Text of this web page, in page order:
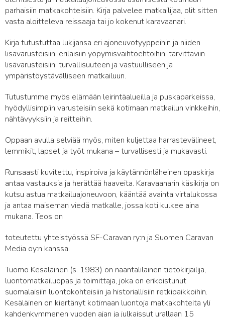
parhaisiin matkakohteisiin. Kirja palvelee matkailijaa, olit sitten
vasta aloitteleva reissaaja tai jo kokenut karavaanari.
Kirja tutustuttaa lukijansa eri ajoneuvotyyppeihin ja niiden
lisävarusteisiin, erilaisiin yöpymisvaihtoehtoihin, tarvittaviin
lisävarusteisiin, turvallisuuteen ja vastuulliseen ja
ympäristöystävälliseen matkailuun.
Tutustumme myös elämään leirintäalueilla ja puskaparkeissa,
hyödyllisimpiin varusteisiin sekä kotimaan matkailun vinkkeihin,
nähtävyyksiin ja reitteihin.
Oppaan avulla selviää myös, miten kuljettaa harrastevälineet,
lemmikit, lapset ja työt mukana – turvallisesti ja mukavasti.
Runsaasti kuvitettu, inspiroiva ja käytännönläheinen opaskirja
antaa vastauksia ja herättää haaveita. Karavaanarin käsikirja on
kutsu astua matkailuajoneuvoon, kääntää avainta virtalukossa
ja antaa maiseman viedä matkalle, jossa koti kulkee aina
mukana. Teos on
toteutettu yhteistyössä SF-Caravan ry:n ja Suomen Caravan
Media oy:n kanssa.
Tuomo Kesäläinen (s. 1983) on naantalilainen tietokirjailija,
luontomatkailuopas ja toimittaja, joka on erikoistunut
suomalaisiin luontokohteisiin ja historiallisiin retkipaikkoihin.
Kesäläinen on kiertänyt kotimaan luontoja matkakohteita yli
kahdenkymmenen vuoden ajan ja julkaissut urallaan 15